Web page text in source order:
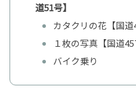
道51号】
カタクリの花【国道
１枚の写真【国道
バイク乗り